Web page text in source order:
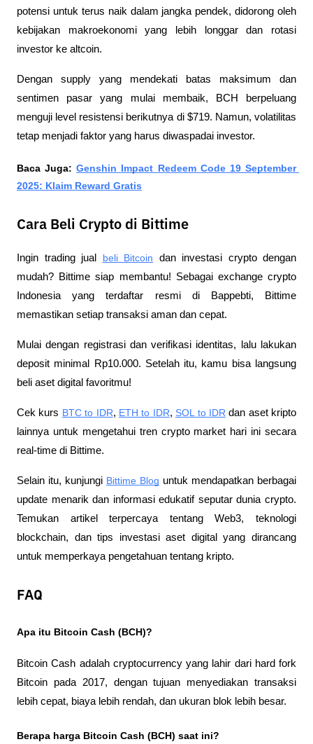
potensi untuk terus naik dalam jangka pendek, didorong oleh
kebijakan makroekonomi yang lebih longgar dan rotasi
investor ke altcoin.
Dengan supply yang mendekati batas maksimum dan
sentimen pasar yang mulai membaik, BCH berpeluang
menguji level resistensi berikutnya di $719. Namun, volatilitas
tetap menjadi faktor yang harus diwaspadai investor.
Baca Juga: Genshin Impact Redeem Code 19 September
2025: Klaim Reward Gratis
Cara Beli Crypto di Bittime
Ingin trading jual beli Bitcoin dan investasi crypto dengan
mudah? Bittime siap membantu! Sebagai exchange crypto
Indonesia yang terdaftar resmi di Bappebti, Bittime
memastikan setiap transaksi aman dan cepat.
Mulai dengan registrasi dan verifikasi identitas, lalu lakukan
deposit minimal Rp10.000. Setelah itu, kamu bisa langsung
beli aset digital favoritmu!
Cek kurs BTC to IDR, ETH to IDR, SOL to IDR dan aset kripto
lainnya untuk mengetahui tren crypto market hari ini secara
real-time di Bittime.
Selain itu, kunjungi Bittime Blog untuk mendapatkan berbagai
update menarik dan informasi edukatif seputar dunia crypto.
Temukan artikel terpercaya tentang Web3, teknologi
blockchain, dan tips investasi aset digital yang dirancang
untuk memperkaya pengetahuan tentang kripto.
FAQ
Apa itu Bitcoin Cash (BCH)?
Bitcoin Cash adalah cryptocurrency yang lahir dari hard fork
Bitcoin pada 2017, dengan tujuan menyediakan transaksi
lebih cepat, biaya lebih rendah, dan ukuran blok lebih besar.
Berapa harga Bitcoin Cash (BCH) saat ini?